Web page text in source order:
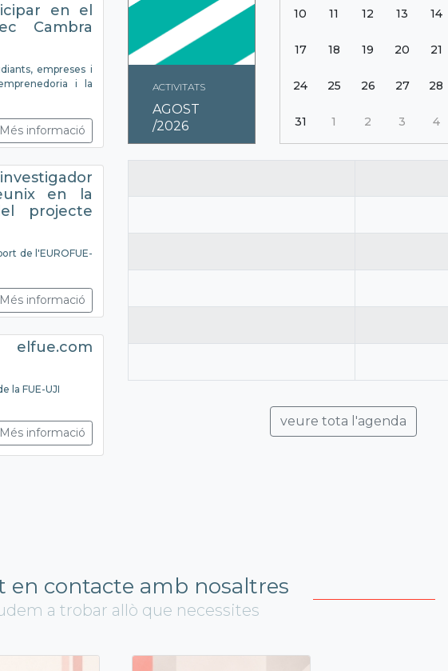
en el
Cambra
empreses i
i la
Més informació
en la
projecte
de l'EUROFUE-
Més informació
elfue.com
la FUE-UJI
Més informació
ACTIVITATS
AGOST
/2026
10 11 12 13 14
17 18 19 20 21
24 25 26 27 28
31 1 2 3 4
veure tota l'agenda
en contacte amb nosaltres
a trobar allò que necessites